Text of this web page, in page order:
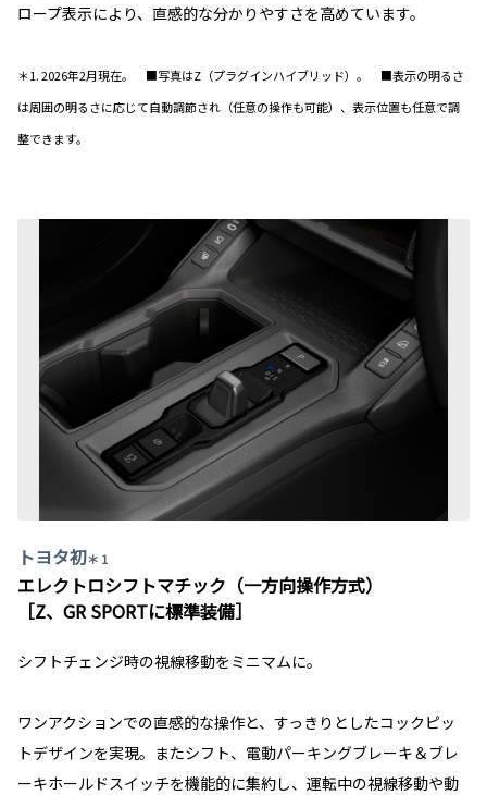
ロープ表示により、直感的な分かりやすさを高めています。
＊1. 2026年2月現在。 ■写真はZ（プラグインハイブリッド） 。 ■表示の明るさ
は周囲の明るさに応じて自動調節され（任意の操作も可能）、表示位置も任意で調
整できます。
トヨタ初＊ 1
エレクトロシフトマチック（一方向操作方式）
［Z、GR SPORTに標準装備］
シフトチェンジ時の視線移動をミニマムに。
ワンアクションでの直感的な操作と、すっきりとしたコックピッ
トデザインを実現。またシフト、電動パーキングブレーキ＆ブレ
ーキホールドスイッチを機能的に集約し、運転中の視線移動や動